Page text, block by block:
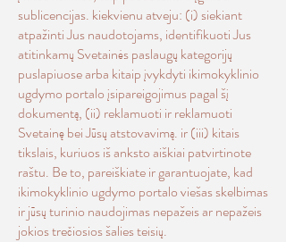
sublicencijas. kiekvienu atveju: (i) siekiant
atpažinti Jus naudotojams, identifikuoti Jus
atitinkamų Svetainės paslaugų kategorijų
puslapiuose arba kitaip įvykdyti ikimokyklinio
ugdymo portalo įsipareigojimus pagal šį
dokumentą, (ii) reklamuoti ir reklamuoti
Svetainę bei Jūsų atstovavimą. ir (iii) kitais
tikslais, kuriuos iš anksto aiškiai patvirtinote
raštu. Be to, pareiškiate ir garantuojate, kad
ikimokyklinio ugdymo portalo viešas skelbimas
ir jūsų turinio naudojimas nepažeis ar nepažeis
jokios trečiosios šalies teisių.